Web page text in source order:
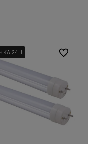
24H
24H Do